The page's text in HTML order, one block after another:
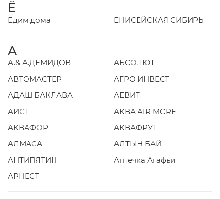
Ё
Едим дома ЕНИСЕЙСКАЯ СИБИРЬ
А
А.& А.ДЕМИДОВ
АБСОЛЮТ
АВТОМАСТЕР
АГРО ИНВЕСТ
АДАШ БАКЛАВА
АЕВИТ
АИСТ
АКВА AIR MORE
АКВАФОР
АКВАФРУТ
АЛМАСА
АЛТЫН БАЙ
АНТИПЯТИН
Аптечка Агафьи
АРНЕСТ